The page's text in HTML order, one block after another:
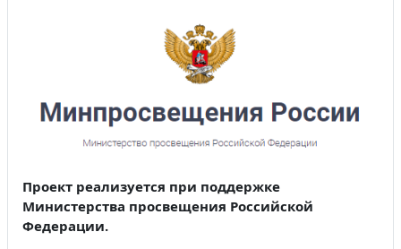
Проект реализуется при поддержке
Министерства просвещения Российской
Федерации.